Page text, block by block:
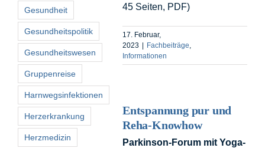
45 Seiten, PDF)
17. Februar,
2023 | Fachbeiträge
Informationen
Entspannung pur und
Reha-Knowhow
Parkinson-Forum mit Yoga-
Gesundheit
Gesundheitspolitik
Gesundheitswesen
Gruppenreise
Harnwegsinfektionen
Herzerkrankung
Herzmedizin